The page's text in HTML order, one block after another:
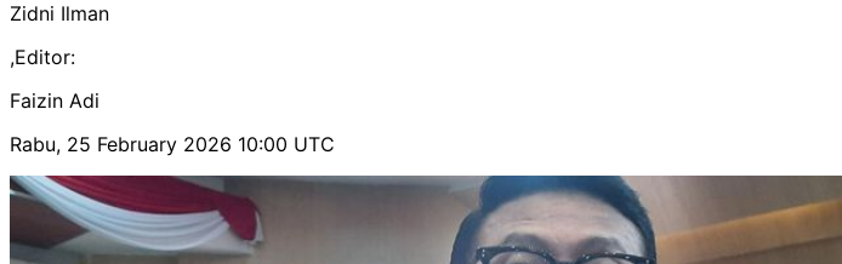
Zidni Ilman
,Editor:
Faizin Adi
Rabu, 25 February 2026 10:00 UTC